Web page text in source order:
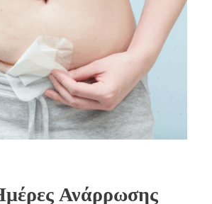
Ανάρρωσης